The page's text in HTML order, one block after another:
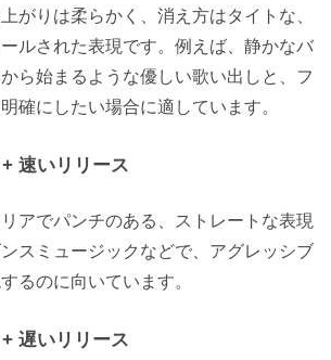
がりは柔らかく、消え方はタイトな、
ルされた表現です。例えば、静かなバ
ら始まるような優しい歌い出しと、フ
確にしたい場合に適しています。
速いリリース
アでパンチのある、ストレートな表現
スミュージックなどで、アグレッシブ
るのに向いています。
遅いリリース